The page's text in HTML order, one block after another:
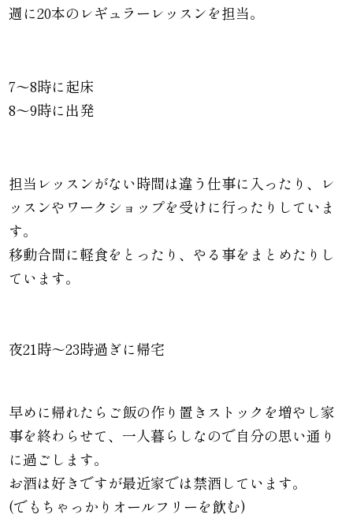
週に20本のレギュラーレッスンを担当。
7〜8時に起床
8〜9時に出発
担当レッスンがない時間は違う仕事に入ったり、レ
ッスンやワークショップを受けに行ったりしていま
す。
移動合間に軽食をとったり、やる事をまとめたりし
ています。
夜21時〜23時過ぎに帰宅
早めに帰れたらご飯の作り置きストックを増やし家
事を終わらせて、一人暮らしなので自分の思い通り
に過ごします。
お酒は好きですが最近家では禁酒しています。
(でもちゃっかりオールフリーを飲む)